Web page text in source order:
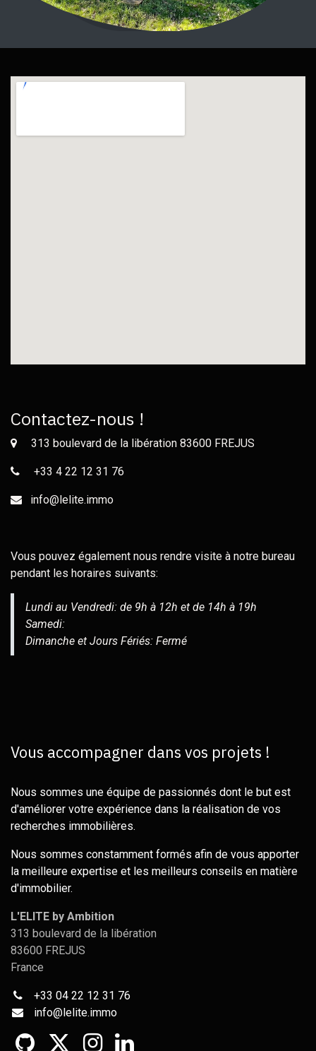
Contactez-nous !
313 boulevard de la libération 83600 FREJUS
+33 4 22 12 31 76
info@lelite.immo
Vous pouvez également nous rendre visite à notre bureau
pendant les horaires suivants:
Lundi au Vendredi: de 9h à 12h et de 14h à 19h
Samedi:
Dimanche et Jours Fériés: Fermé
Vous accompagner dans vos projets !
Nous sommes une équipe de passionnés dont le but est
d'améliorer votre expérience dans la réalisation de vos
recherches immobilières.
Nous sommes constamment formés afin de vous apporter
la meilleure expertise et les meilleurs conseils en matière
d'immobilier.
L'ELITE by Ambition
313 boulevard de la libération
83600 FREJUS
France
+33 04 22 12 31 76
info@lelite.immo